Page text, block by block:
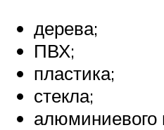
дерева;
ПВХ;
пластика;
стекла;